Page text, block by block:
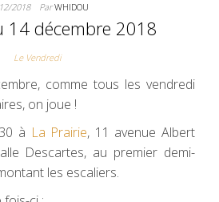
2018 ParWHIDOU
14 décembre 2018
Le Vendredi
comme tous les vendredi
on joue !
à La Prairie, 11 avenue Albert
Descartes, au premier demi-
les escaliers.